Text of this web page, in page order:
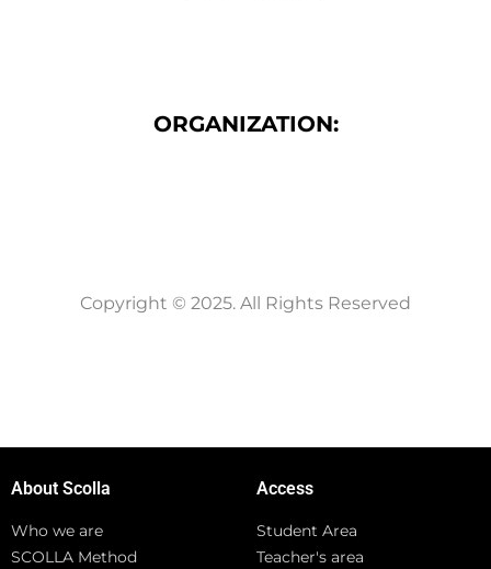
ORGANIZATION:
Copyright © 2025. All Rights Reserved
About Scolla
Who we are
SCOLLA Method
Access
Student Area
Teacher's area